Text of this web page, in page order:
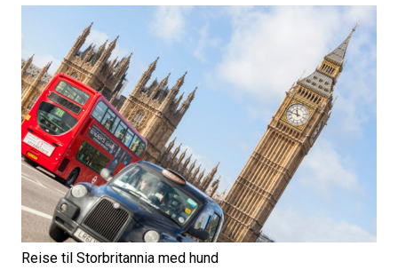
Reise til Storbritannia med hund